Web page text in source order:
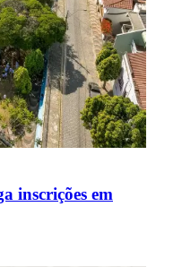
inscrições em